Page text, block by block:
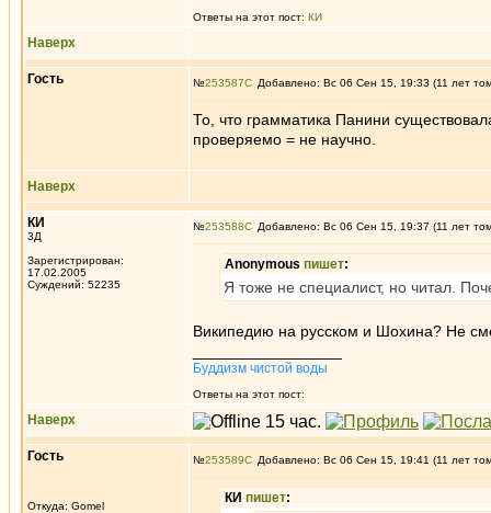
Ответы на этот пост: КИ
Наверх
Гость №253587 Добавлено: Вс 06 Сен 15, 19:33 (11 лет
То, что грамматика Панини
проверяемо = не научно.
Наверх
КИ
3Д
Зарегистрирован:
17.02.2005
Суждений: 52235
№253588 Добавлено: Вс 06 Сен 15, 19:37 (11 лет
Anonymous пишет:
Я тоже не специалист, но читал.
Википедию на русском и Шохина? Не
Буддизм чистой воды
Ответы на этот пост:
Наверх
Гость
Откуда: Gomel
№253589 Добавлено: Вс 06 Сен 15, 19:41 (11 лет
КИ пишет: